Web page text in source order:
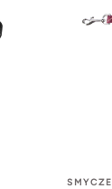
SMYCZE